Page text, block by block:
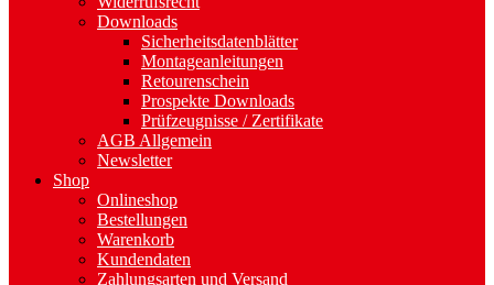
Downloads
Sicherheitsdatenblätter
Montageanleitungen
Retourenschein
Prospekte Downloads
Prüfzeugnisse / Zertifikate
AGB Allgemein
Newsletter
Shop
Onlineshop
Bestellungen
Warenkorb
Kundendaten
Zahlungsarten und Versand